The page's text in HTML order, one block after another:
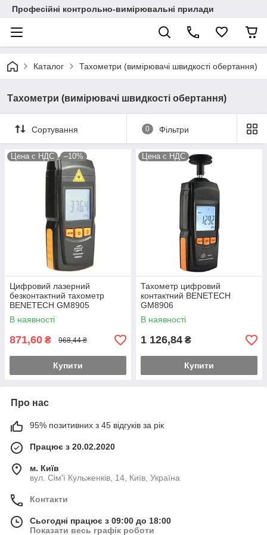
Професійні контрольно-вимірювальні прилади
Каталог Тахометри (вимірювачі швидкості обертання)
Тахометри (вимірювачі швидкості обертання)
Сортування 0 Фільтри
Цена с НДС –10%
Цифровий лазерний
безконтактний тахометр
BENETECH GM8905
В наявності
871,60 ₴ 968,44 ₴
Купити
Цена с НДС
Тахометр цифровий
контактний BENETECH
GM8906
В наявності
1 126,84 ₴
Купити
Про нас
95% позитивних з 45 відгуків за рік
Працює з 20.02.2020
м. Київ
вул. Сім'ї Кульженків, 14, Київ, Україна
Контакти
Сьогодні працює з 09:00 до 18:00
Показати весь графік роботи